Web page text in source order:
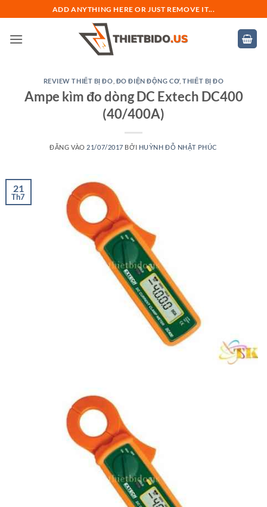
qua
nội
ADD ANYTHING HERE OR JUST REMOVE IT...
REVIEW THIẾT BỊ ĐO ĐO ĐIỆN ĐỘNG CƠ,THIẾT BỊ ĐO
Ampe kìm đo dòng DC Extech DC400
(40/400A)
ĐĂNG VÀO 21/07/2017 BỞI HUỲNH ĐỖ NHẬT PHÚC
21
Th7